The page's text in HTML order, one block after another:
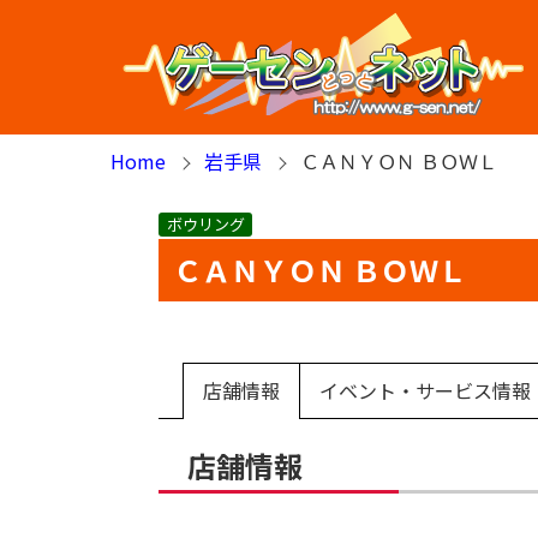
Home 岩手県 ＣＡＮＹＯＮ ＢＯＷＬ
ボウリング
ＣＡＮＹＯＮ ＢＯＷＬ
店舗情報 イベント・サービス情報
店舗情報